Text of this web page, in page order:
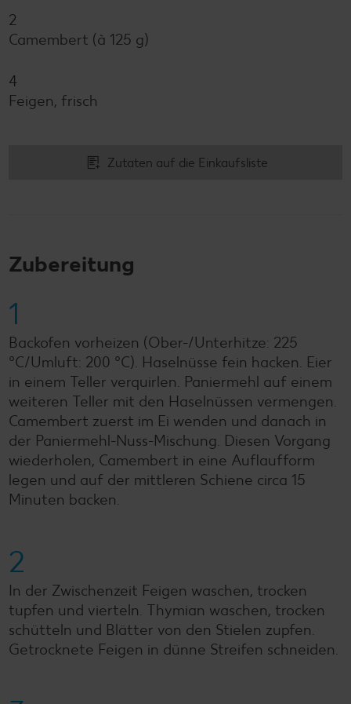
2
Camembert (à 125 g)
4
Feigen, frisch
Zutaten auf die Einkaufsliste
Zubereitung
1
Backofen vorheizen (Ober-/Unterhitze: 225
°C/Umluft: 200 °C). Haselnüsse fein hacken. Eier
in einem Teller verquirlen. Paniermehl auf einem
weiteren Teller mit den Haselnüssen vermengen.
Camembert zuerst im Ei wenden und danach in
der Paniermehl-Nuss-Mischung. Diesen Vorgang
wiederholen, Camembert in eine Auflaufform
legen und auf der mittleren Schiene circa 15
Minuten backen.
2
In der Zwischenzeit Feigen waschen, trocken
tupfen und vierteln. Thymian waschen, trocken
schütteln und Blätter von den Stielen zupfen.
Getrocknete Feigen in dünne Streifen schneiden.